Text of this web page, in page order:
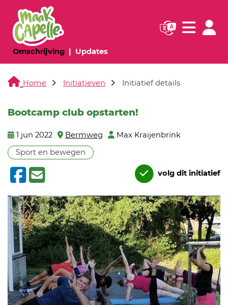
Omschrijving(huidige pagina)
Updates(huidige pagina)
Navigatie
Home Initiatieven Initiatief details
Bootcamp club opstarten!
1 jun 2022 Bermweg
Max Kraijenbrink
Sport en bewegen
volg dit initiatief